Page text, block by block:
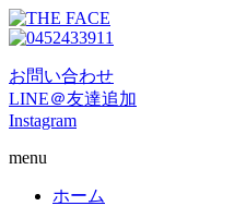
お問い合わせ
LINE＠友達追加
Instagram
menu
ホーム